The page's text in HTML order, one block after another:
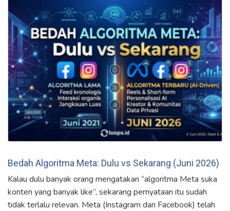
Bedah Algoritma Meta: Dulu vs Sekarang (Juni 2026)
Kalau dulu banyak orang mengatakan “algoritma Meta suka
konten yang banyak like”, sekarang pernyataan itu sudah
tidak terlalu relevan. Meta (Instagram dan Facebook) telah